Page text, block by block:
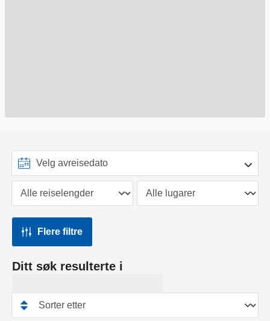
Flere filtre
Ditt søk resulterte i